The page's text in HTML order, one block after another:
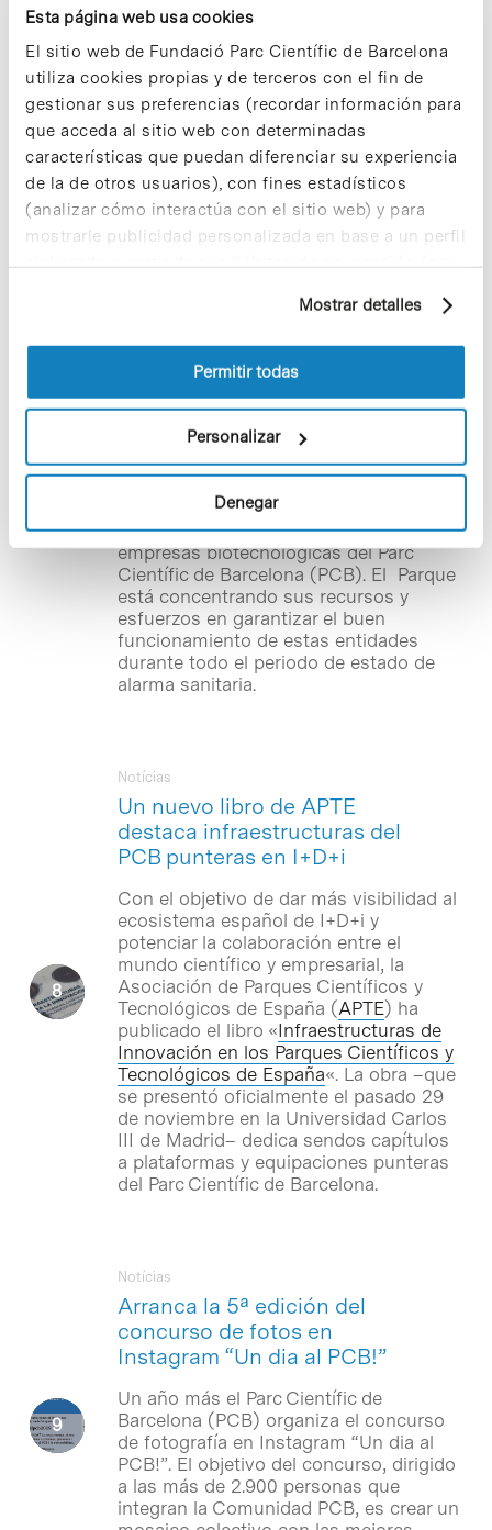
Esta página web usa cookies
El sitio web de Fundació Parc Científic de Barcelona
utiliza cookies propias y de terceros con el fin de
gestionar sus preferencias (recordar información para
que acceda al sitio web con determinadas
características que puedan diferenciar su experiencia
de la de otros usuarios), con fines estadísticos
(analizar cómo interactúa con el sitio web) y para
mostrarle publicidad personalizada en base a un perfil
elaborado a partir de sus hábitos de navegación (por
información sobre las cookies puede consultar
la Política de cookies del sitio web.
Mostrar detalles
Permitir todas
Personalizar
Denegar
ahora a la nueva situación provocada
por la pandemia del SARS-CoV- 2.
Como cada año, el certamen invita a
nuestra comunidad a presentar
fotografías de personas, espacios y
situaciones vinculadas al Parque pero,
esta vez, también instantáneas de la
vida laboral en casa, que se ha
convertido en un lugar de trabajo
temporal.
PCB se implica en la lucha
contra el SARS-CoV-2
por el SARS-CoV-2, los avances
científicos en el tratamiento, vacunes y
tienen como actores de primera línea a
varios centros de investigación y
empresas biotecnológicas del Parc
Científic de Barcelona (PCB). El Parque
está concentrando sus recursos y
esfuerzos en garantizar el buen
funcionamiento de estas entidades
durante todo el periodo de estado de
alarma sanitaria.
Un nuevo libro de APTE
destaca infraestructuras del
PCB punteras en I+D+i
Notícias
Con el objetivo de dar más visibilidad al
ecosistema español de I+D+i y
potenciar la colaboración entre el
mundo científico y empresarial, la
Asociación de Parques Científicos y
Tecnológicos de España (APTE) ha
publicado el libro «Infraestructuras de
Innovación en los Parques Científicos y
Tecnológicos de España«. La obra –que
se presentó oficialmente el pasado 29
de noviembre en la Universidad Carlos
III de Madrid– dedica sendos capítulos
a plataformas y equipaciones punteras
del Parc Científic de Barcelona.
Arranca la 5ª edición del
concurso de fotos en
Instagram “Un dia al PCB!”
Notícias
Un año más el Parc Científic de
Barcelona (PCB) organiza el concurso
de fotografía en Instagram “Un dia al
PCB!”. El objetivo del concurso, dirigido
a las más de 2.900 personas que
integran la Comunidad PCB, es crear un